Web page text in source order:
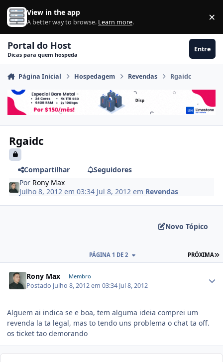
Ir para conteúdo
View in the app
A better way to browse. Learn more. ×
Portal do Host
Dicas para quem hospeda
Entre
Página Inicial Hospedagem Revendas Rgaidc
Rgaidc
Compartilhar
Seguidores
Por Rony Max
Julho 8, 2012 em 03:34 Jul 8, 2012 em Revendas
Novo Tópico
PRÓXIMA
PÁGINA 1 DE 2
Rony Max Membro
Postado Julho 8, 2012 em 03:34 Jul 8, 2012
Alguem ai indica se e boa, tem alguma ideia comprei um
revenda la ta legal, mas to tendo uns problema o chat ta off.
os ticket tao demorando